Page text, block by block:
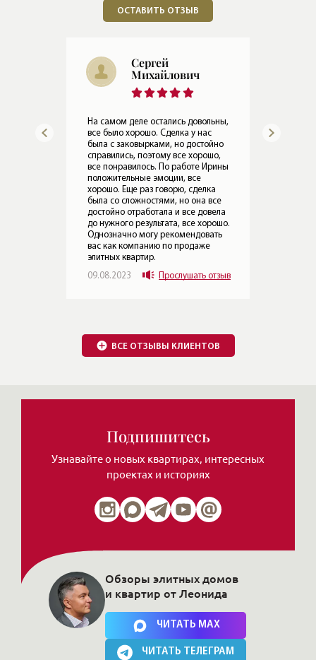
ОСТАВИТЬ ОТЗЫВ
Максим
Александрович
Спасибо, все хорошо, все устроило,
вопросов нет. Ирина все абсолютно
адекватно отработала, все
нормально. Да, могу
рекомендовать вас как компанию
по продаже элитных квартир.
20.07.2023
Прослушать отзыв
Подпишитесь
Обзоры элитных домов
и квартир от Леонида